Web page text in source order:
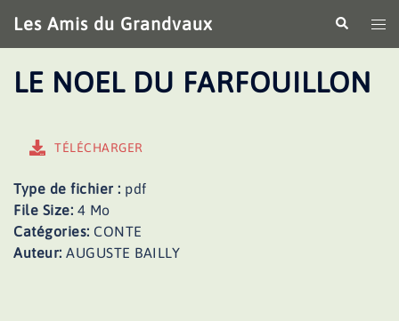
au
contenu
Les Amis du Grandvaux
le
LE NOEL DU FARFOUILLON
TÉLÉCHARGER
Type de fichier : pdf
File Size: 4 Mo
Catégories: CONTE
Auteur: AUGUSTE BAILLY